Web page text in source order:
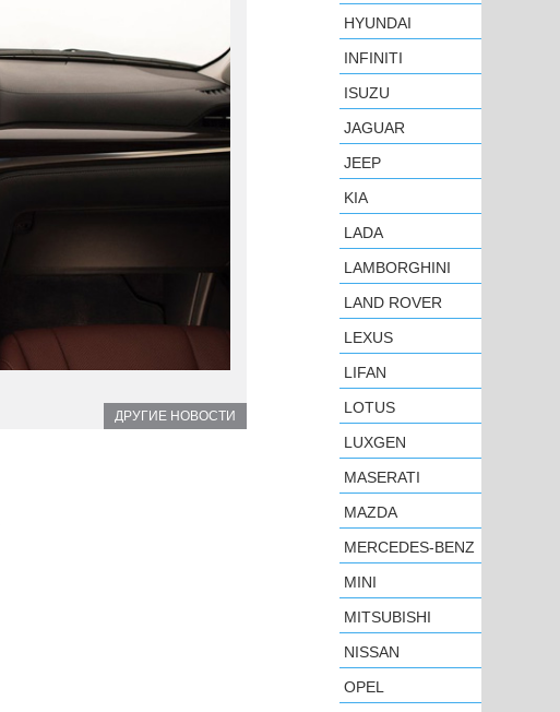
ДРУГИЕ НОВОСТИ
HYUNDAI
INFINITI
ISUZU
JAGUAR
JEEP
KIA
LADA
LAMBORGHINI
LAND ROVER
LEXUS
LIFAN
LOTUS
LUXGEN
MASERATI
MAZDA
MERCEDES-BENZ
MINI
MITSUBISHI
NISSAN
OPEL